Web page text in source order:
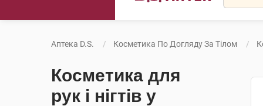
Аптека D.S. Косметика По Догляду За Тілом
Косметика для
рук і нігтів у